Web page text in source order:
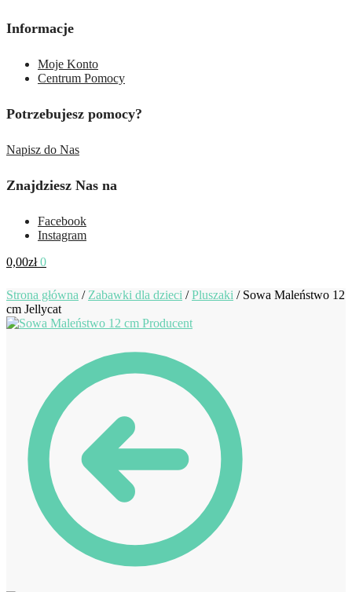
Informacje
Moje Konto
Centrum Pomocy
Potrzebujesz pomocy?
Napisz do Nas
Znajdziesz Nas na
Facebook
Instagram
0,00zł 0
Strona główna / Zabawki dla dzieci /Pluszaki / Sowa Maleństwo 12
cm Jellycat